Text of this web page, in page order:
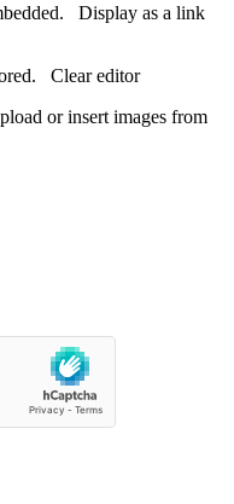
Display as a link
Clear editor
or insert images from